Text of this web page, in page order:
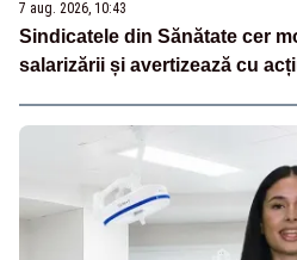
7 aug. 2026, 10:43
Sindicatele din Sănătate cer
salarizării și avertizează cu